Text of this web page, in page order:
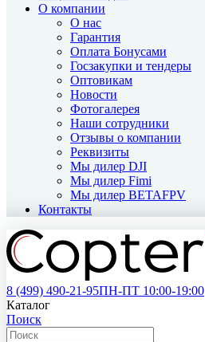
О компании
О нас
Гарантия
Оплата Бонусами
Госзакупки и тендеры
Оптовикам
Новости
Фотогалерея
Наши сотрудники
Отзывы о компании
Реквизиты
Мы дилер DJI
Мы дилер Fimi
Мы дилер BETAFPV
Контакты
8 (499) 490-21-95ПН-ПТ 10:00-19:00
Каталог
Поиск